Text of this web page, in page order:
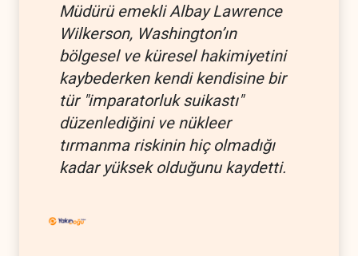
Müdürü emekli Albay Lawrence
Wilkerson, Washington’ın
bölgesel ve küresel hakimiyetini
kaybederken kendi kendisine bir
tür "imparatorluk suikastı"
düzenlediğini ve nükleer
tırmanma riskinin hiç olmadığı
kadar yüksek olduğunu kaydetti.